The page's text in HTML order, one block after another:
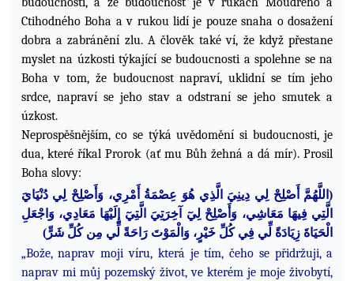
Ctihodného Boha a v rukou lidí je pouze snaha o dosažení
dobra a zabránění zlu. A člověk také ví, že když přestane
myslet na úzkosti týkající se budoucnosti a spolehne se na
Boha v tom, že budoucnost napraví, uklidní se tím jeho
srdce, napraví se jeho stav a odstraní se jeho smutek a
úzkost.
Neprospěšnějším, co se týká uvědomění si budoucnosti, je
dua, které říkal Prorok (ať mu Bůh žehná a dá mír).Prosil
Boha slovy:
(ا للَّهُمَّ أَصْلِحْ لِي دِينِيَ لَّذِي هُوَ عِصْمَةُ أَمْرِي، وَأَصْلِحْ لِي دُنْيَايَ
لَّتِي فِيهَا مَعَاشِي، وَأَصْلِحْ لِيٓ آخِرَتِيَ لَّتِيٓ إِلَيْهَا مَعَادِي، وَ اجْعَلِ
لْحَيَاةَ زِيَادَةً لِّي فِي كُلِّ خَيْرٍ، وَ لْمَوْتَ رَاحَةً لِّي مِن كُلِّ شَرٍّ)
„Bože, naprav moji víru, která je tím, čeho se přidržuji, a
naprav mi můj pozemský život, ve kterém je moje živobytí,